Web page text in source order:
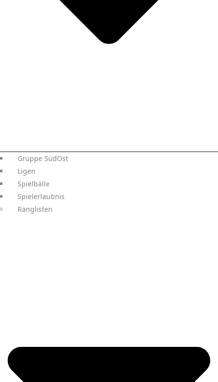
Gruppe SüdOst
Ligen
Spielbälle
Spielerlaubnis
Ranglisten